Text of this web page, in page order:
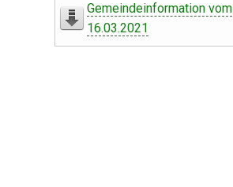
Leben in Oberdorf
Gemeindeinformation vom
16.03.2021